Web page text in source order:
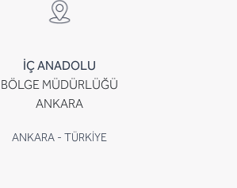
İÇ ANADOLU
BÖLGE MÜDÜRLÜĞÜ
ANKARA
ANKARA - TÜRKİYE